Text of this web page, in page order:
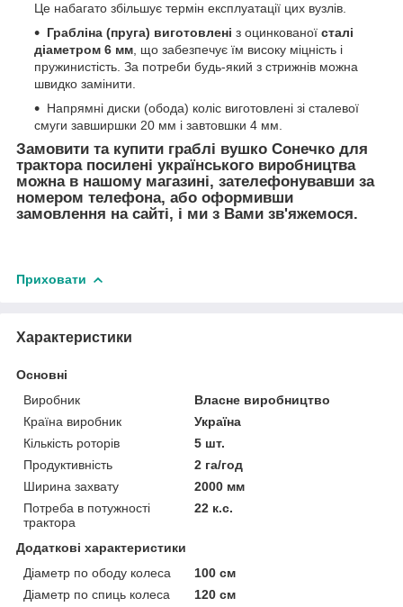
Це набагато збільшує термін експлуатації цих вузлів.
Грабліна (пруга) виготовлені з оцинкованої сталі
діаметром 6 мм, що забезпечує їм високу міцність і
пружинистість. За потреби будь-який з стрижнів можна
швидко замінити.
Напрямні диски (обода) коліс виготовлені зі сталевої
смуги завширшки 20 мм і завтовшки 4 мм.
Замовити та купити граблі вушко Сонечко для
трактора посилені українського виробництва
можна в нашому магазині, зателефонувавши за
номером телефона, або оформивши
замовлення на сайті, і ми з Вами зв'яжемося.
Приховати
Характеристики
Основні
Виробник
Власне виробництво
Країна виробник
Україна
Кількість роторів
5 шт.
Продуктивність
2 га/год
Ширина захвату
2000 мм
Потреба в потужності
трактора
22 к.с.
Додаткові характеристики
Діаметр по ободу колеса
100 см
Діаметр по спиць колеса
120 см